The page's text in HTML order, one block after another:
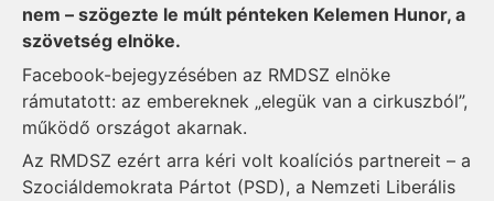
nem – szögezte le múlt pénteken Kelemen Hunor, a
szövetség elnöke.
Facebook-bejegyzésében az RMDSZ elnöke
rámutatott: az embereknek „elegük van a cirkuszból”,
működő országot akarnak.
Az RMDSZ ezért arra kéri volt koalíciós partnereit – a
Szociáldemokrata Pártot (PSD), a Nemzeti Liberális